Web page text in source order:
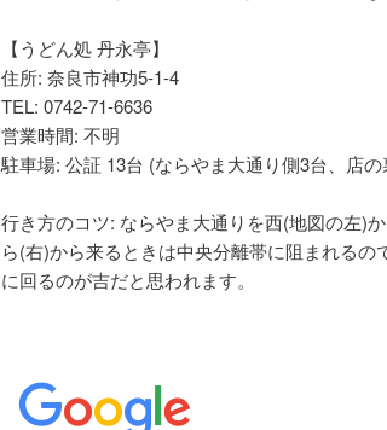
【うどん処 丹永亭】
住所: 奈良市神功5-1-4
TEL: 0742-71-6636
営業時間: 不明
駐車場: 公証 13台 (ならやま大通り側3台、店
行き方のコツ: ならやま大通りを西(地図の左)
ら(右)から来るときは中央分離帯に阻まれる
に回るのが吉だと思われます。